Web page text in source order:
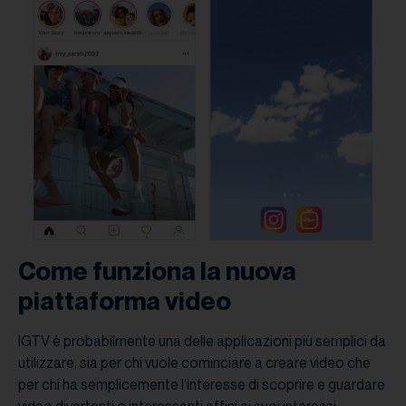
Come funziona la nuova
piattaforma video
IGTV è probabilmente una delle applicazioni più semplici da
utilizzare, sia per chi vuole cominciare a creare video che
per chi ha semplicemente l’interesse di scoprire e guardare